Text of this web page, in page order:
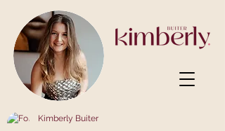
Kimberly Buiter